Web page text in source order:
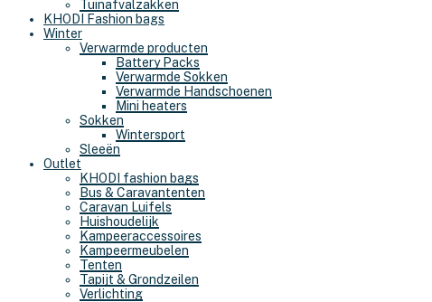
Tuinafvalzakken
KHODI Fashion bags
Winter
Verwarmde producten
Battery Packs
Verwarmde Sokken
Verwarmde Handschoenen
Mini heaters
Sokken
Wintersport
Sleeën
Outlet
KHODI fashion bags
Bus & Caravantenten
Caravan Luifels
Huishoudelijk
Kampeeraccessoires
Kampeermeubelen
Tenten
Tapijt & Grondzeilen
Verlichting